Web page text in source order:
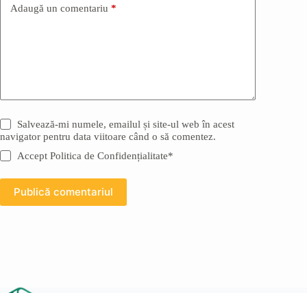
Adaugă un comentariu *
Salvează-mi numele, emailul și site-ul web în acest
navigator pentru data viitoare când o să comentez.
Accept Politica de Confidențialitate*
Publică comentariul